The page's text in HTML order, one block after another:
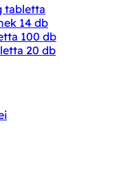
tabletta
14 db
100 db
20 db